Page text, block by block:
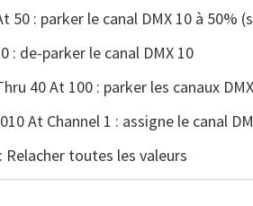
50 : parker le canal DMX 10 à 50%
: de-parker le canal DMX 10
40 At 100 : parker les canaux
At Channel 1 : assigne le canal
Relacher toutes les valeurs